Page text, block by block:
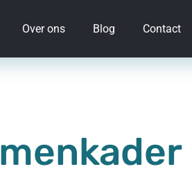
Over ons Blog Contact